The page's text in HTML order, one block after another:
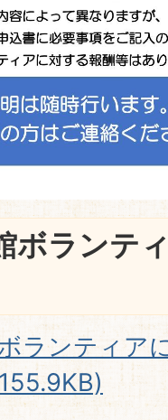
ボランテ
ランティア